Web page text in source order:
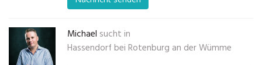
Michael sucht in
Hassendorf bei Rotenburg an der Wümme